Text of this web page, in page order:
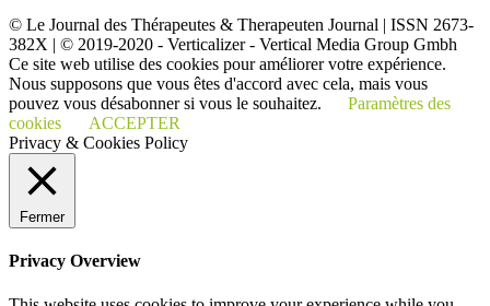
© Le Journal des Thérapeutes & Therapeuten Journal | ISSN 2673-
382X | © 2019-2020 - Verticalizer - Vertical Media Group Gmbh
Ce site web utilise des cookies pour améliorer votre expérience.
Nous supposons que vous êtes d'accord avec cela, mais vous
pouvez vous désabonner si vous le souhaitez.
Paramètres des
cookies
ACCEPTER
Privacy & Cookies Policy
Fermer
Privacy Overview